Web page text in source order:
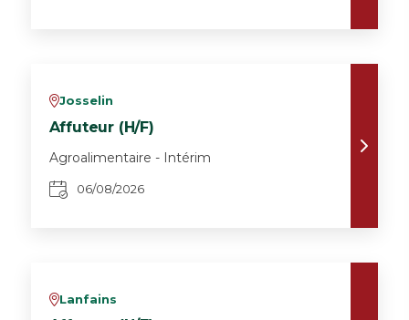
vJosselin
Affuteur (H/F)
Agroalimentaire - Intérim
06/08/2026
vLanfains